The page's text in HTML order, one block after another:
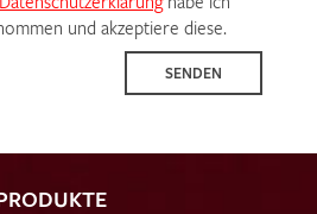
und akzeptiere diese.
SENDEN